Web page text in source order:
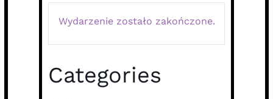
Wydarzenie zostało zakończone.
Categories